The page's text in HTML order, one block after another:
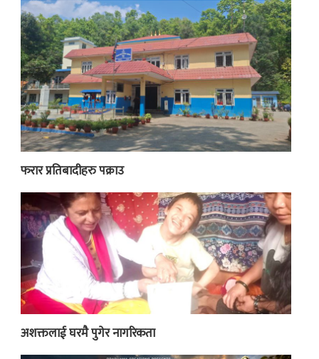
फरार प्रतिबादीहरु पक्राउ
अशक्तलाई घरमै पुगेर नागरिकता